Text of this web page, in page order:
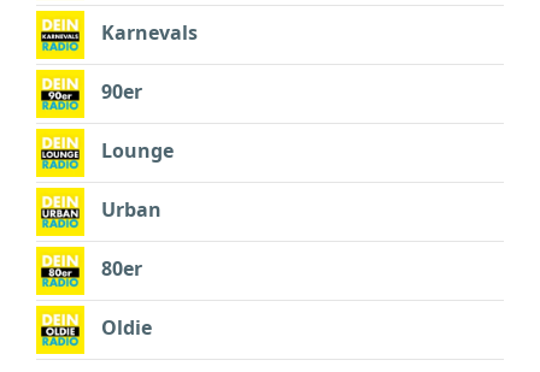
Karnevals
90er
Lounge
Urban
80er
Oldie